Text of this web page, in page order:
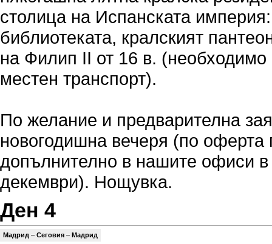
столица на Испанската
библиотеката, кралският
на Филип ІІ от 16 в.
местен транспорт).
По желание и предварителна
новогодишна вечеря (по оферта
допълнително в нашите офиси в
декември). Нощувка.
Ден 4
Мадрид – Сеговия – Мадрид